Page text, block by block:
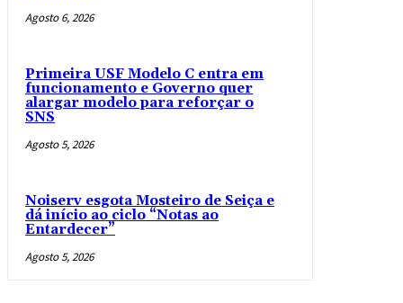
Agosto 6, 2026
Primeira USF Modelo C entra em
funcionamento e Governo quer
alargar modelo para reforçar o
SNS
Agosto 5, 2026
Noiserv esgota Mosteiro de Seiça e
dá início ao ciclo “Notas ao
Entardecer”
Agosto 5, 2026